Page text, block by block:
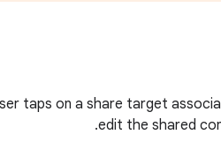
taps on a share target
edit the shared